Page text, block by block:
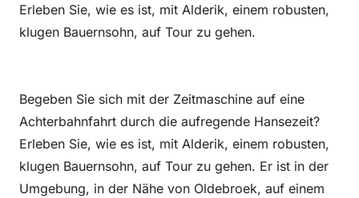
Erleben Sie, wie es ist, mit Alderik, einem robusten,
klugen Bauernsohn, auf Tour zu gehen.
Begeben Sie sich mit der Zeitmaschine auf eine
Achterbahnfahrt durch die aufregende Hansezeit?
Erleben Sie, wie es ist, mit Alderik, einem robusten,
klugen Bauernsohn, auf Tour zu gehen. Er ist in der
Umgebung, in der Nähe von Oldebroek, auf einem